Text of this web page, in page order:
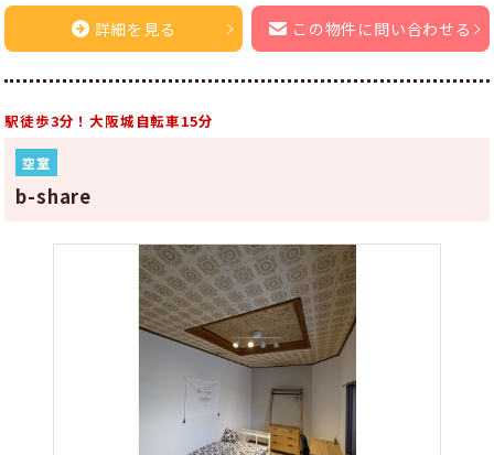
詳細を見る この物件に問い合わせる
駅徒歩3分！大阪城自転車15分
空室
b-share